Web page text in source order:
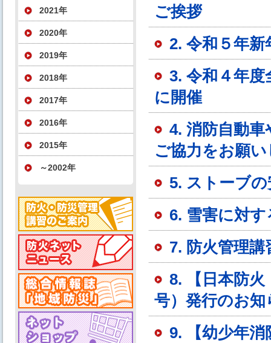
2021年
2020年
2019年
2018年
2017年
2016年
2015年
～2002年
ご挨拶
2. 令和５年
3. 令和４年
に開催
4. 消防自動
ご協力をお願
5. ストーブ
6. 雪害に対
7. 防火管理
8. 【日本防火
号）発行のお知
9. 【幼少年